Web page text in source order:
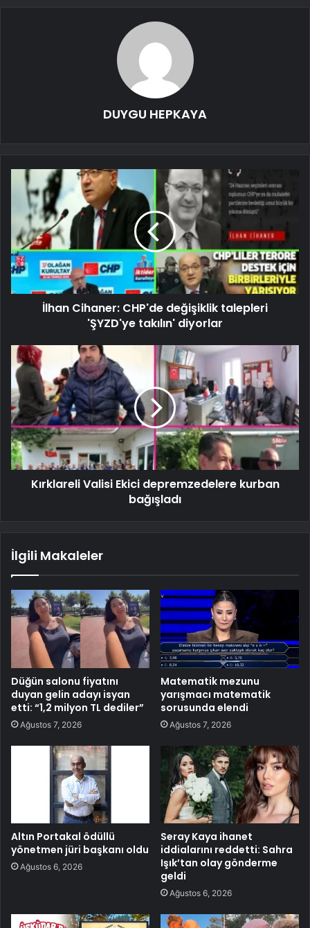
DUYGU HEPKAYA
İlhan Cihaner: CHP'de değişiklik talepleri
'ŞYZD'ye takılın' diyorlar
Kırklareli Valisi Ekici depremzedelere kurban
bağışladı
İlgili Makaleler
Düğün salonu fiyatını
duyan gelin adayı isyan
etti: “1,2 milyon TL dediler”
Ağustos 7, 2026
Matematik mezunu
yarışmacı matematik
sorusunda elendi
Ağustos 7, 2026
Altın Portakal ödüllü
yönetmen jüri başkanı oldu
Ağustos 6, 2026
Seray Kaya ihanet
iddialarını reddetti: Sahra
Işık’tan olay gönderme
geldi
Ağustos 6, 2026